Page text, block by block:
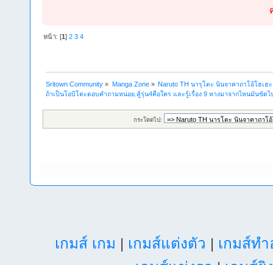
หน้า: [1]2 3 4
Sritown Community » Manga Zone» Naruto TH นารุโตะ นินจาคาถาโอ้โฮเฮ
ถ้าเป็นโอบิโตะตอบคำถามหน่อย.สู้รุ่น4คือใคร และรู้เรื่อง 9 หางมาจากไหนมันขัด
กระโดดไป:
เกมส์ เกม | เกมส์แต่งตัว | เกมส์ท